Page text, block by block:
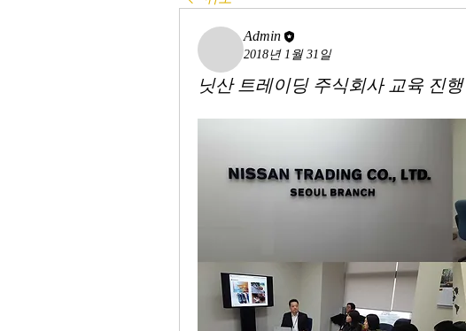
Admin
2018년 1월 31일
닛산 트레이딩 주식회사 교육 진행